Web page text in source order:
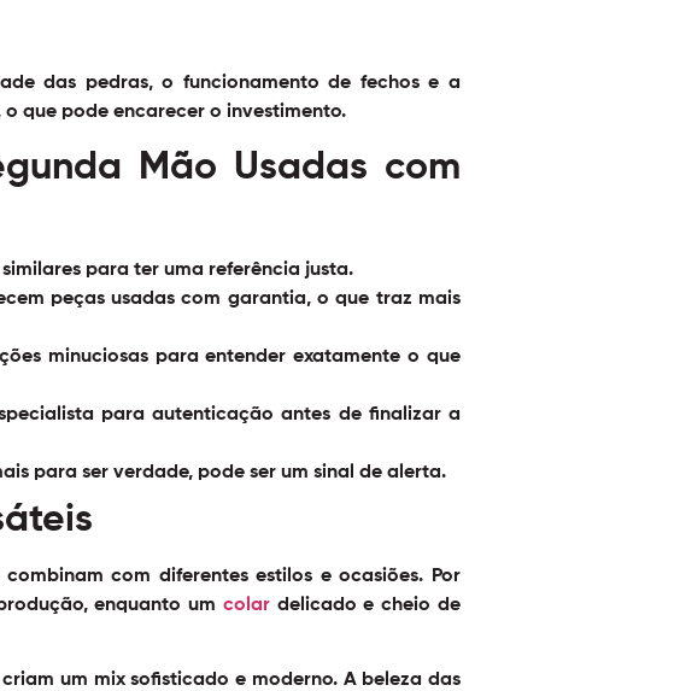
das pedras, o funcionamento de fechos e a
que pode encarecer o investimento.
Mão Usadas com
para ter uma referência justa.
peças usadas com garantia, o que traz mais
minuciosas para entender exatamente o que
para autenticação antes de finalizar a
para ser verdade, pode ser um sinal de alerta.
com diferentes estilos e ocasiões. Por
enquanto um colardelicado e cheio de
um mix sofisticado e moderno. A beleza das